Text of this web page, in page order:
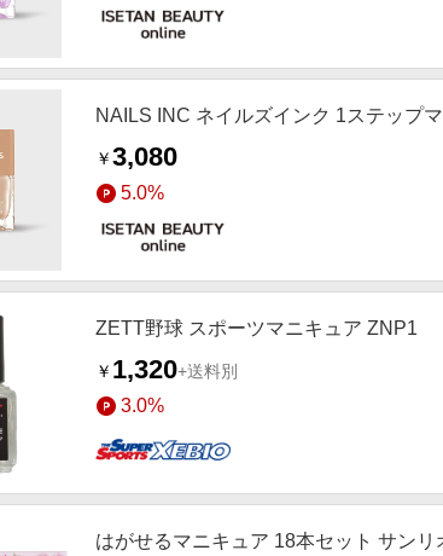
NAILS INC ネイルズインク 1ステップ
￥3,080
5.0%
ZETT野球 スポーツマニキュア ZNP1
￥ 1,320+送料別
3.0%
はがせるマニキュア 18本セット サン